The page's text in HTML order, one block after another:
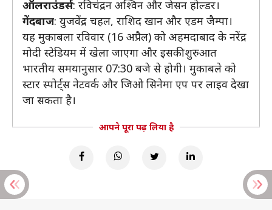
ऑलराउंडर्स: रविचंद्रन अश्विन और जेसन होल्डर।
गेंदबाज: युजवेंद्र चहल, राशिद खान और एडम जैम्पा।
यह मुकाबला रविवार (16 अप्रैल) को अहमदाबाद के नरेंद्र
मोदी स्टेडियम में खेला जाएगा और इसकी शुरुआत
भारतीय समयानुसार 07:30 बजे से होगी। मुकाबले को
स्टार स्पोर्ट्स नेटवर्क और जिओ सिनेमा एप पर लाइव देखा
जा सकता है।
आपने पूरा पढ़ लिया है